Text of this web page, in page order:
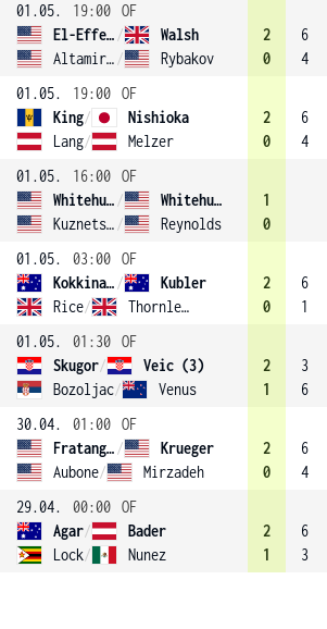
01.05.
19:00 OF
El-Effendi /
Walsh
Altamirano / Rybakov
2
0
6
4
01.05. 19:00 OF
King/
Nishioka
Lang/ Melzer
2
0
6
4
01.05.
16:00 OF
Whitehurst /
Whitehurst (1)
Kuznetsov / Reynolds
1
0
01.05.
03:00 OF
Kokkinakis /
Kubler
Rice/ Thornley (2)
2
0
6
1
01.05.
01:30 OF
Skugor/
Veic (3)
Bozoljac/ Venus
2
1
3
6
30.04.
01:00 OF
Fratangelo /
Krueger
Aubone/ Mirzadeh
2
0
6
4
29.04.
00:00 OF
Agar/
Bader
Lock/ Nunez
2
1
6
3